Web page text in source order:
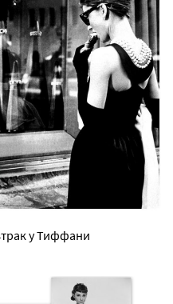
у Тиффани